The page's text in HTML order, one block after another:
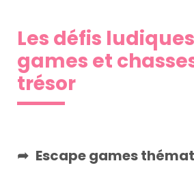
Les défis
games et
trésor
Escape games